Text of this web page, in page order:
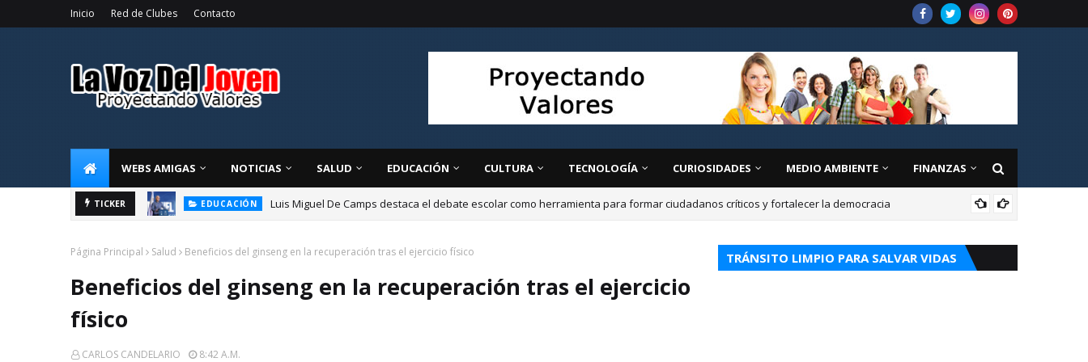
Inicio Red de Clubes Contacto
WEBS AMIGAS NOTICIAS SALUD EDUCACIÓN CULTURA TECNOLOGÍA CURIOSIDADES MEDIO AMBIENTE FINANZAS
TICKER EDUCACIÓN Luis Miguel De Camps destaca el debate escolar como herramienta para formar ciudadanos críticos y fortalecer la democracia
Página Principal Salud Beneficios del ginseng en la recuperación tras el ejercicio físico
Beneficios del ginseng en la recuperación tras el ejercicio
físico
CARLOS CANDELARIO 8:42 A.m.
TRÁNSITO LIMPIO PARA SALVAR VIDAS